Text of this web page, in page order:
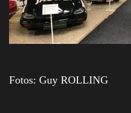
Fotos: Guy ROLLING